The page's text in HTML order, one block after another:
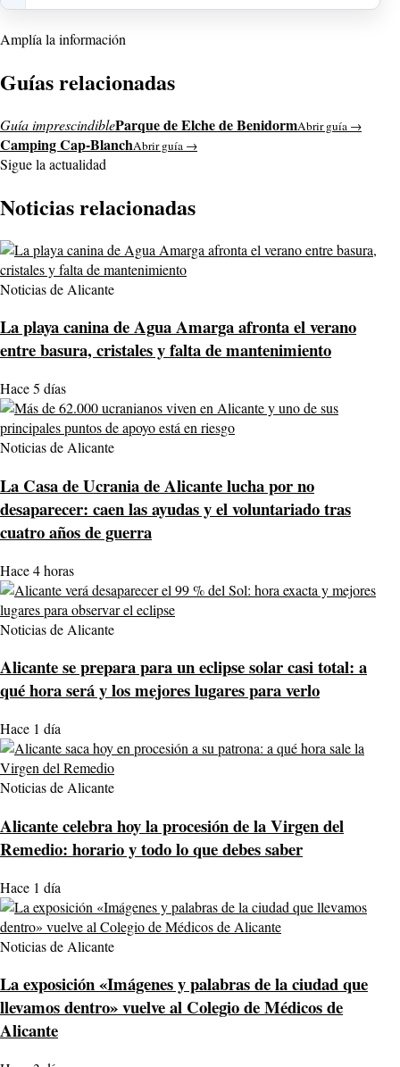
Amplía la información
Guías relacionadas
Guía imprescindibleParque de Elche de BenidormAbrir guía →
Camping Cap-BlanchAbrir guía →
Sigue la actualidad
Noticias relacionadas
Noticias de Alicante
La playa canina de Agua Amarga afronta el verano
entre basura, cristales y falta de mantenimiento
Hace 5 días
Noticias de Alicante
La Casa de Ucrania de Alicante lucha por no
desaparecer: caen las ayudas y el voluntariado tras
cuatro años de guerra
Hace 4 horas
Noticias de Alicante
Alicante se prepara para un eclipse solar casi total: a
qué hora será y los mejores lugares para verlo
Hace 1 día
Noticias de Alicante
Alicante celebra hoy la procesión de la Virgen del
Remedio: horario y todo lo que debes saber
Hace 1 día
Noticias de Alicante
La exposición «Imágenes y palabras de la ciudad que
llevamos dentro» vuelve al Colegio de Médicos de
Alicante